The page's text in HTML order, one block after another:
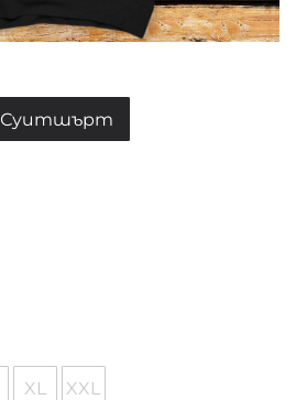
Суитшърт
XL XXL